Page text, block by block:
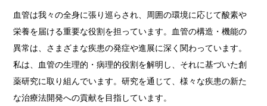
血管は我々の全身に張り巡らされ、周囲の環境に応じて酸素や
栄養を届ける重要な役割を担っています。血管の構造・機能の
異常は、さまざまな疾患の発症や進展に深く関わっています。
私は、血管の生理的・病理的役割を解明し、それに基づいた創
薬研究に取り組んでいます。研究を通じて、様々な疾患の新た
な治療法開発への貢献を目指しています。